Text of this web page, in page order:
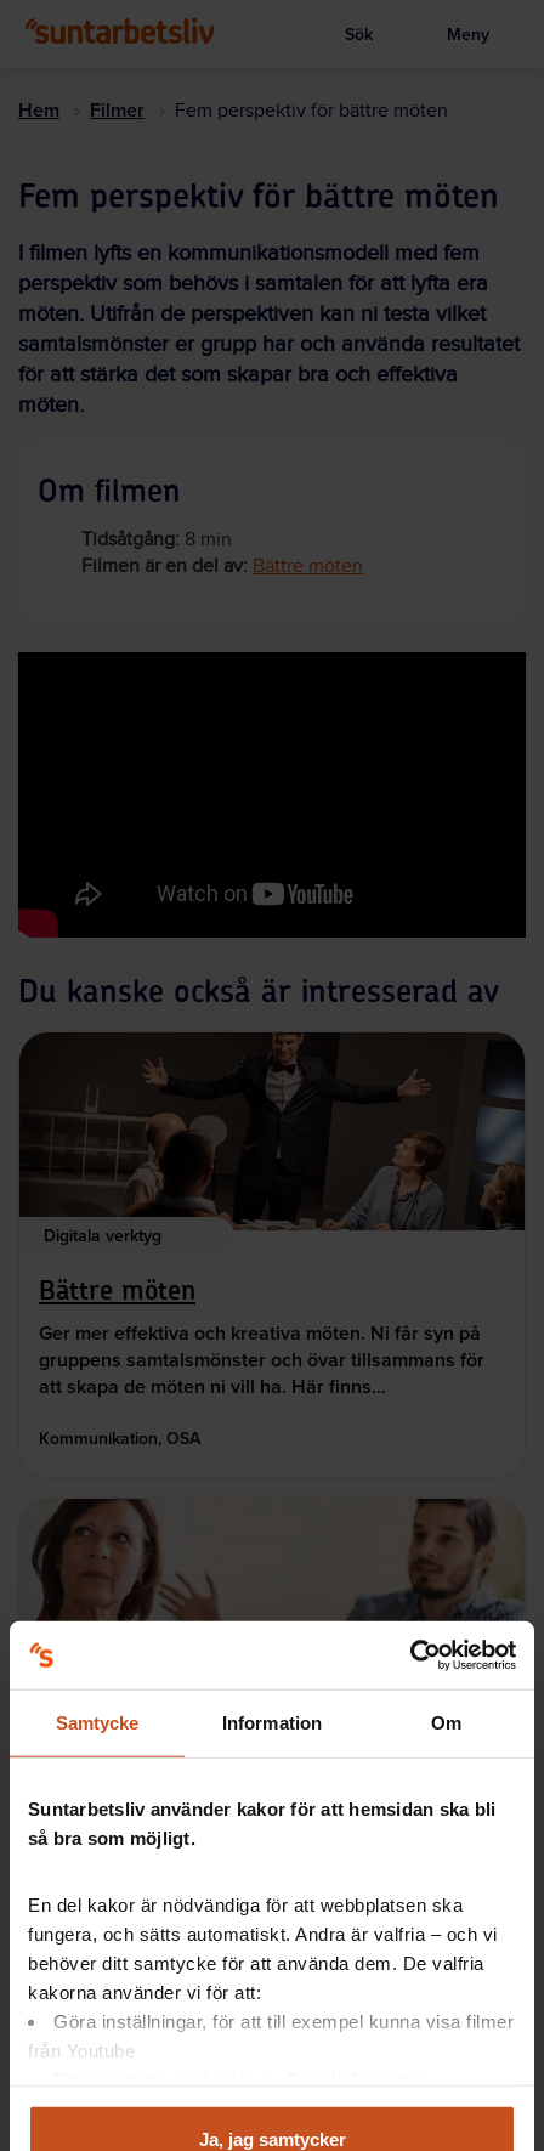
Samtycke Information Om
Suntarbetsliv använder kakor för att hemsidan ska bli
så bra som möjligt.
En del kakor är nödvändiga för att webbplatsen ska
fungera, och sätts automatiskt. Andra är valfria – och vi
behöver ditt samtycke för att använda dem. De valfria
kakorna använder vi för att:
Göra inställningar, för att till exempel kunna visa filmer
från Youtube
Analysera trafik för att kunna visa riktad information
Ja, jag samtycker
till
Visa sökruta
Sök Meny
Hem Filmer Fem perspektiv för bättre möten
Fem perspektiv för bättre möten
I filmen lyfts en kommunikationsmodell med fem
perspektiv som behövs i samtalen för att lyfta era
möten. Utifrån de perspektiven kan ni testa vilket
samtalsmönster er grupp har och använda resultatet
för att stärka det som skapar bra och effektiva
möten.
Om filmen
Tidsåtgång: 8 min
Filmen är en del av: Bättre möten
Du kanske också är intresserad av
Digitala verktyg
Bättre möten
Ger mer effektiva och kreativa möten. Ni får syn på
gruppens samtalsmönster och övar tillsammans för
att skapa de möten ni vill ha. Här finns…
Kommunikation, OSA
Vad är en arbetsplatsträff (APT)?
SAM